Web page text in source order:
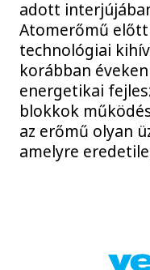
adott
Atomerőmű
technológiai
korábban
energetikai
blokkok
az erőmű olyan
amelyre